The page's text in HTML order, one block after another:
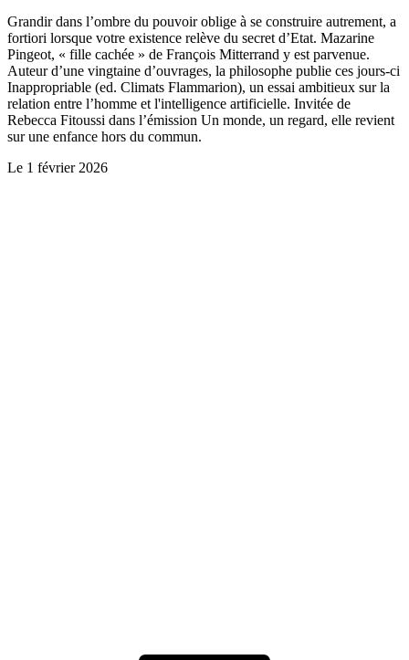
Grandir dans l’ombre du pouvoir oblige à se construire autrement, a
fortiori lorsque votre existence relève du secret d’Etat. Mazarine
Pingeot, « fille cachée » de François Mitterrand y est parvenue.
Auteur d’une vingtaine d’ouvrages, la philosophe publie ces jours-ci
Inappropriable (ed. Climats Flammarion), un essai ambitieux sur la
relation entre l’homme et l'intelligence artificielle. Invitée de
Rebecca Fitoussi dans l’émission Un monde, un regard, elle revient
sur une enfance hors du commun.
Le 1 février 2026